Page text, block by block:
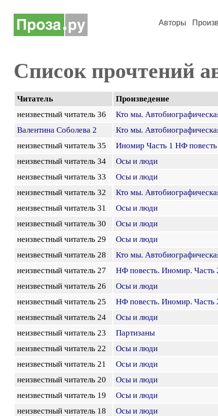
Авторы
Список прочтений
Читатель
Произведение
неизвестный читатель 36
Кто мы.
Валентина Соболева 2
Кто мы.
неизвестный читатель 35
Иномир Часть 1 НФ повесть
неизвестный читатель 34
Осы и люди
неизвестный читатель 33
Осы и люди
неизвестный читатель 32
Кто мы.
неизвестный читатель 31
Осы и люди
неизвестный читатель 30
Осы и люди
неизвестный читатель 29
Осы и люди
неизвестный читатель 28
Кто мы.
неизвестный читатель 27
НФ повесть. Иномир. Часть
неизвестный читатель 26
Осы и люди
неизвестный читатель 25
НФ повесть. Иномир. Часть
неизвестный читатель 24
Осы и люди
неизвестный читатель 23
Партизаны
неизвестный читатель 22
Осы и люди
неизвестный читатель 21
Осы и люди
неизвестный читатель 20
Осы и люди
неизвестный читатель 19
Осы и люди
неизвестный читатель 18
Осы и люди